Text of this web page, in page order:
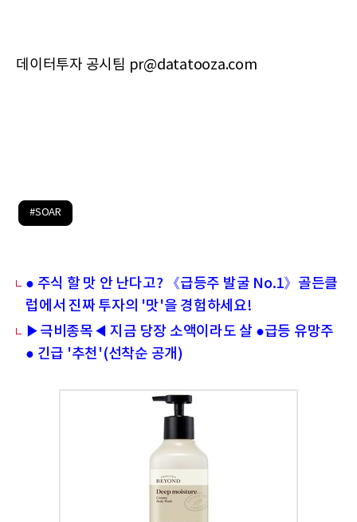
데이터투자 공시팀 pr@datatooza.com
#SOAR
● 주식 할 맛 안 난다고? 《급등주 발굴 No.1》골든클
럽에서 진짜 투자의 '맛'을 경험하세요!
▶극비종목◀ 지금 당장 소액이라도 살 ●급등 유망주
● 긴급 '추천'(선착순 공개)